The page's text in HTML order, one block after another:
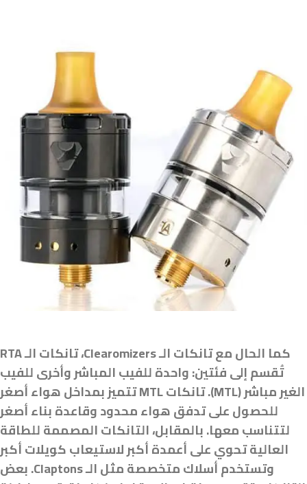
كما الحال مع تانكات الـ Clearomizers، تانكات الـ RTA
تُقسم إلى فئتين: واحدة للفيب المباشر وأخرى للفيب
الغير مباشر (MTL). تانكات MTL تتميز بمداخل هواء أصغر
للحصول على تدفق هواء محدود وقاعدة بناء أصغر
لتتناسب معها. بالمقابل، التانكات المصممة للطاقة
العالية تحوي على أعمدة أكبر لاستيعاب كويلات أكبر
وتستخدم أسلاك متخصصة مثل الـ Claptons. بعض